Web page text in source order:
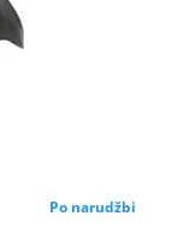
Po narudžbi